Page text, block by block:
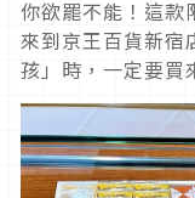
你欲罷不能！這款
來到京王百貨新宿
孩」時，一定要買